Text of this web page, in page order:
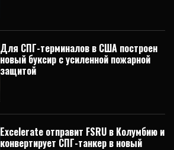
Для СПГ-терминалов в США построен
новый буксир с усиленной пожарной
защитой
Excelerate отправит FSRU в Колумбию и
конвертирует СПГ-танкер в новый